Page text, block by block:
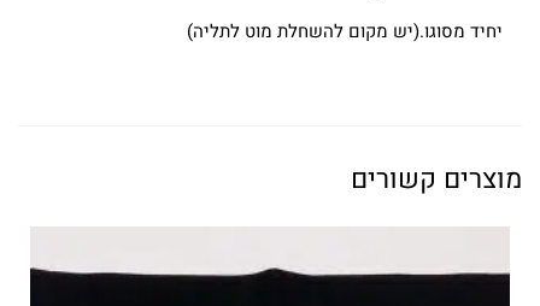
יחיד מסוגו.(יש מקום להשחלת מוט לתליה)
מוצרים קשורים